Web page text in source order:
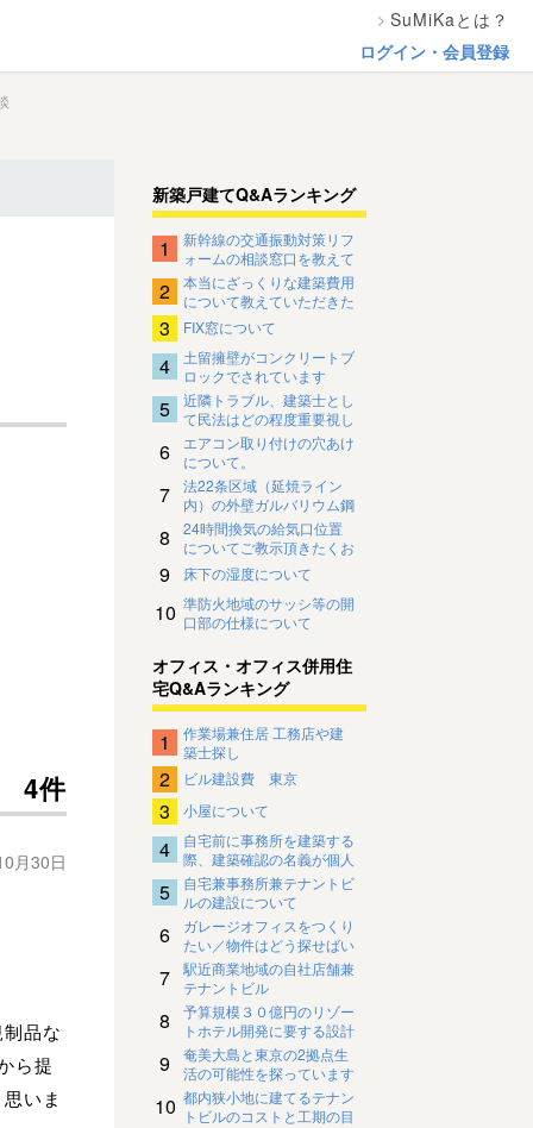
SuMiKaとは？
ログイン・会員登録
4件
月30日
品な
ら提
いま
新築戸建てQ&Aランキング
1
新幹線の交通振動対策リフ
ォームの相談窓口を教えて
ください。
2
本当にざっくりな建築費用
について教えていただきた
いです
3 FIX窓について
4
土留擁壁がコンクリートブ
ロックでされています
5
近隣トラブル、建築士とし
て民法はどの程度重要視し
ているのですか？
6
エアコン取り付けの穴あけ
について。
7
法22条区域（延焼ライン
内）の外壁ガルバリウム鋼
板の下地について
8
24時間換気の給気口位置
についてご教示頂きたくお
願い致します。
9 床下の湿度について
10 準防火地域のサッシ等の開
口部の仕様について
オフィス・オフィス併用住
宅Q&Aランキング
1
作業場兼住居 工務店や建
築士探し
2 ビル建設費 東京
3 小屋について
4
自宅前に事務所を建築する
際、建築確認の名義が個人
名になってしまい、金融公
庫の借入困難な場合
5
自宅兼事務所兼テナントビ
ルの建設について
6
ガレージオフィスをつくり
たい／物件はどう探せばい
い？法律は大丈夫？
7
駅近商業地域の自社店舗兼
テナントビル
8
予算規模３０億円のリゾー
トホテル開発に要する設計
デザイン料の相場について
9
奄美大島と東京の2拠点生
活の可能性を探っています
10 都内狭小地に建てるテナン
トビルのコストと工期の目